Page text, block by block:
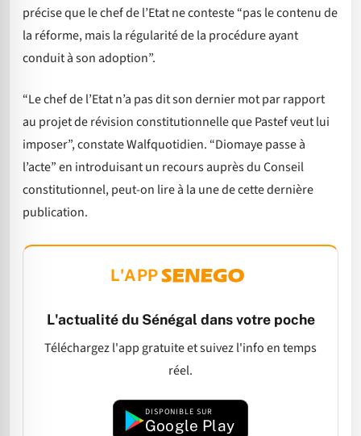
précise que le chef de l’Etat ne conteste “pas le contenu de
la réforme, mais la régularité de la procédure ayant
conduit à son adoption”.
“Le chef de l’Etat n’a pas dit son dernier mot par rapport
au projet de révision constitutionnelle que Pastef veut lui
imposer”, constate Walfquotidien. “Diomaye passe à
l’acte” en introduisant un recours auprès du Conseil
constitutionnel, peut-on lire à la une de cette dernière
publication.
L'APP
L'actualité du Sénégal dans votre poche
Téléchargez l'app gratuite et suivez l'info en temps
réel.
DISPONIBLE SUR
Google Play